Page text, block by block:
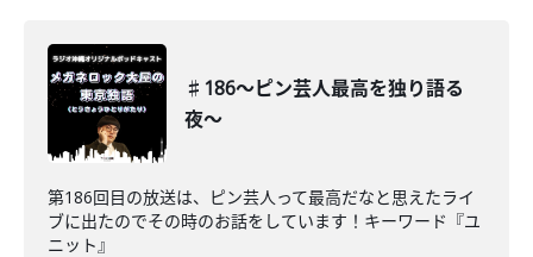
♯186〜ピン芸人最高を独り語る
夜〜
第186回目の放送は、ピン芸人って最高だなと思えたライ
ブに出たのでその時のお話をしています！キーワード『ユ
ニット』